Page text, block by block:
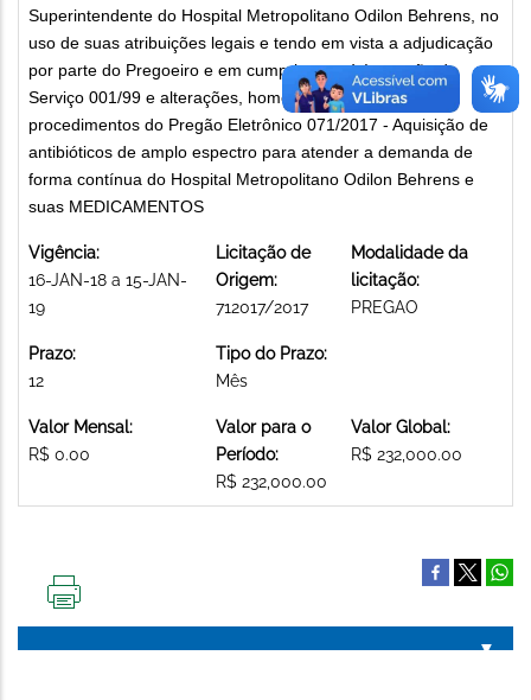
Superintendente do Hospital Metropolitano Odilon Behrens, no
uso de suas atribuições legais e tendo em vista a adjudicação
por parte do Pregoeiro e em cumprimento à Instrução de
Serviço 001/99 e alterações, homologa e adjudica os
procedimentos do Pregão Eletrônico 071/2017 - Aquisição de
antibióticos de amplo espectro para atender a demanda de
forma contínua do Hospital Metropolitano Odilon Behrens e
suas MEDICAMENTOS
Vigência:
16-JAN-18 a 15-JAN-
19
Licitação de
Origem:
712017/2017
Modalidade da
licitação:
PREGAO
Prazo:
12
Tipo do Prazo:
Mês
Valor Mensal:
R$ 0.00
Valor para o
Período:
R$ 232,000.00
Valor Global:
R$ 232,000.00
PÁGINA